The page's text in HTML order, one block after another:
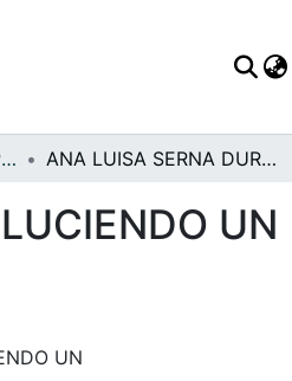
APFFVC - Personajes - Patrimonial ANA LUISA SERNA DURÁN,DAMA DE LA ÉPOCA, LUCIENDO UN TRAJE MUY ELEGANTE DE MODA
UN
UN